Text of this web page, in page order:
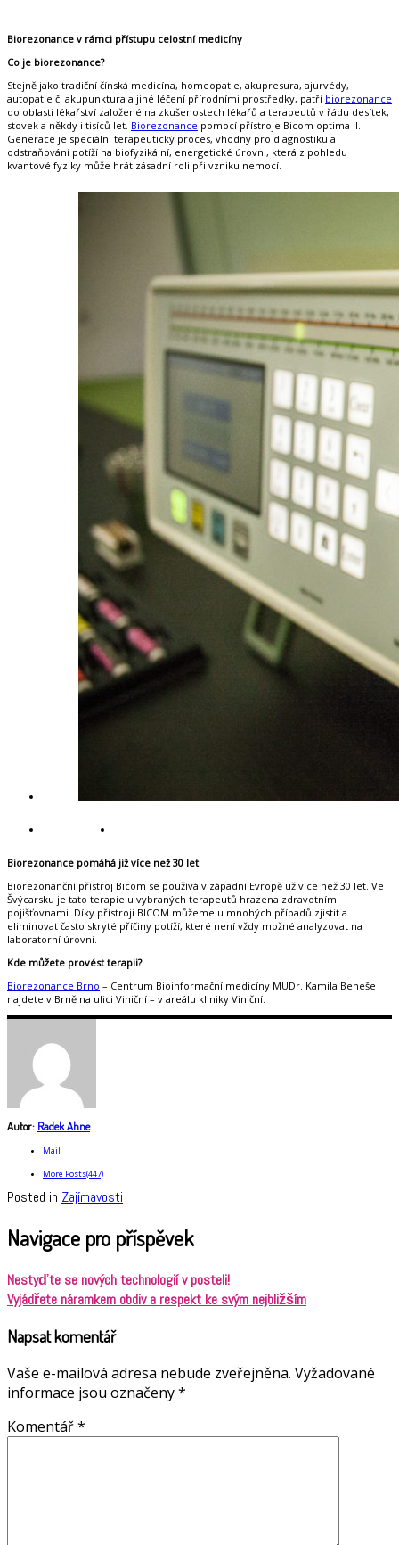
Biorezonance v rámci přístupu celostní medicíny
Co je biorezonance?
Stejně jako tradiční čínská medicína, homeopatie, akupresura, ajurvédy,
autopatie či akupunktura a jiné léčení přírodními prostředky, patří biorezonance
do oblasti lékařství založené na zkušenostech lékařů a terapeutů v řádu desítek,
stovek a někdy i tisíců let. Biorezonance pomocí přístroje Bicom optima II.
Generace je speciální terapeutický proces, vhodný pro diagnostiku a
odstraňování potíží na biofyzikální, energetické úrovni, která z pohledu
kvantové fyziky může hrát zásadní roli při vzniku nemocí.
Biorezonance pomáhá již více než 30 let
Biorezonanční přístroj Bicom se používá v západní Evropě už více než 30 let. Ve
Švýcarsku je tato terapie u vybraných terapeutů hrazena zdravotními
pojišťovnami. Díky přístroji BICOM můžeme u mnohých případů zjistit a
eliminovat často skryté příčiny potíží, které není vždy možné analyzovat na
laboratorní úrovni.
Kde můžete provést terapii?
Biorezonance Brno – Centrum Bioinformační medicíny MUDr. Kamila Beneše
najdete v Brně na ulici Viniční – v areálu kliniky Viniční.
Autor: Radek Ahne
Mail
|
More Posts(447)
Posted in Zajímavosti
Navigace pro příspěvek
Nestyďte se nových technologií v posteli!
Vyjádřete náramkem obdiv a respekt ke svým nejbližším
Napsat komentář
Vaše e-mailová adresa nebude zveřejněna. Vyžadované
informace jsou označeny*
Komentář*